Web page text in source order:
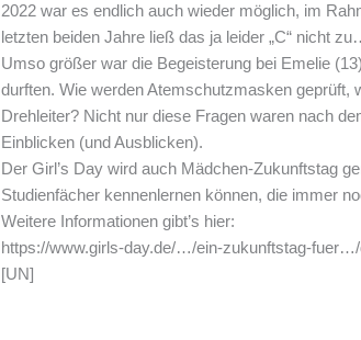
2022 war es endlich auch wieder möglich, im
letzten beiden Jahre ließ das ja leider „C“ nicht
Umso größer war die Begeisterung bei Emelie
durften. Wie werden Atemschutzmasken
Drehleiter? Nicht nur diese Fragen waren nach
Einblicken (und Ausblicken).
Der Girl’s Day wird auch Mädchen-Zukunftstag
Studienfächer kennenlernen können, die immer
Weitere Informationen gibt’s hier:
https://www.girls-day.de/…/ein-zukunftstag-
[UN]